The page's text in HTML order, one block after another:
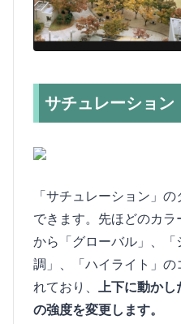
サチュレーション
「サチュレーション」
できます。先ほどのカ
から「グローバル」、
調」、「ハイライト」の
れており、 上下に動かし
の強度を変更します。